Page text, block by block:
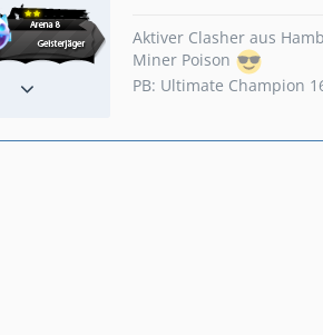
Aktiver Clasher aus
Miner Poison
PB: Ultimate Champion